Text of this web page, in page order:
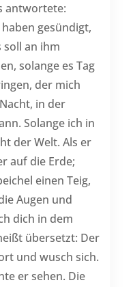
antwortete:
gesündigt,
soll an ihm
solange es Tag
der mich
in der
Solange ich in
der Welt. Als er
auf die Erde;
einen Teig,
Augen und
dich in dem
übersetzt: Der
und wusch sich.
er sehen. Die